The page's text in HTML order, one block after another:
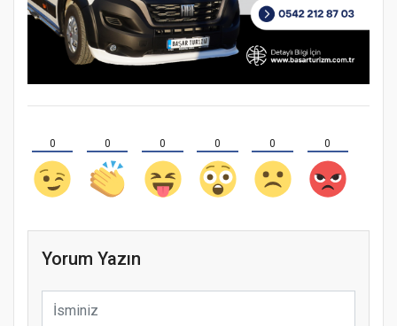
0 0 0 0 0 0
Yorum Yazın